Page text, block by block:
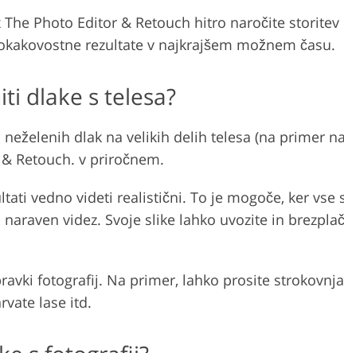
Photo Editor & Retouch hitro naročite storitev
rezultate v najkrajšem možnem času.
dlake s telesa?
dlak na velikih delih telesa (na primer
Retouch. v priročnem.
vedno videti realistični. To je mogoče, ker vse
videz. Svoje slike lahko uvozite in
fotografij. Na primer, lahko prosite
lase itd.